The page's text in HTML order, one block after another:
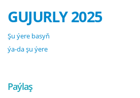
GUJURLY 2025
Şu ýere basyň
ýa-da şu ýere
Paýlaş